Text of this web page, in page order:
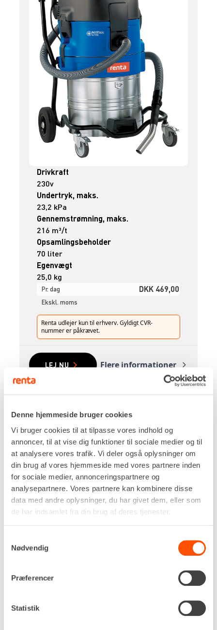
Denne hjemmeside bruger cookies
Vi bruger cookies til at tilpasse vores indhold og
annoncer, til at vise dig funktioner til sociale medier og til
at analysere vores trafik. Vi deler også oplysninger om
din brug af vores hjemmeside med vores partnere inden
for sociale medier, annonceringspartnere og
analysepartnere. Vores partnere kan kombinere disse
data med andre oplysninger, du har givet dem, eller som
de har indsamlet fra din brug af deres tjenester.
Nødvendig
Præferencer
Statistik
Drivkraft
230v
Undertryk, maks.
23,2 kPa
Gennemstrømning, maks.
216 m³/t
Opsamlingsbeholder
70 liter
Egenvægt
25,0 kg
Pr. dag DKK 469,00
Ekskl. moms
Renta udlejer kun til erhverv. Gyldigt CVR-
nummer er påkrævet.
LEJ NU Flere informationer